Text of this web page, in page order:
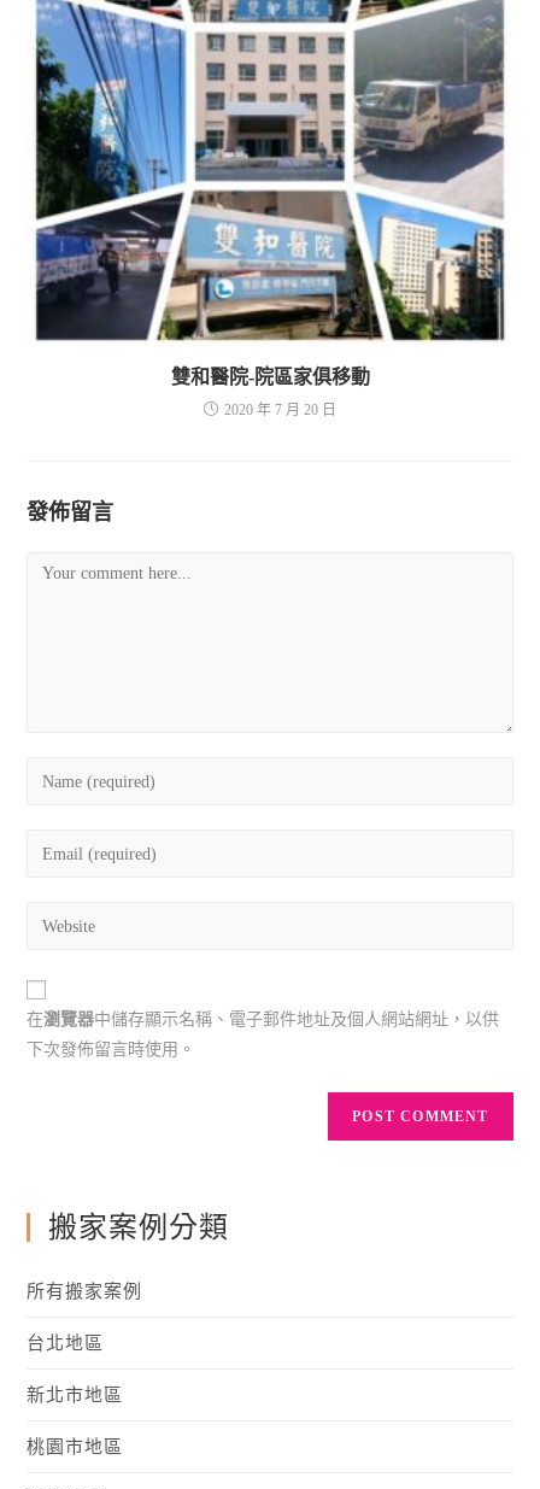
雙和醫院-院區家俱移動
2020 年 7 月 20 日
發佈留言
在瀏覽器中儲存顯示名稱、電子郵件地址及個人網站網址，以供
下次發佈留言時使用。
搬家案例分類
所有搬家案例
台北地區
新北市地區
桃園市地區